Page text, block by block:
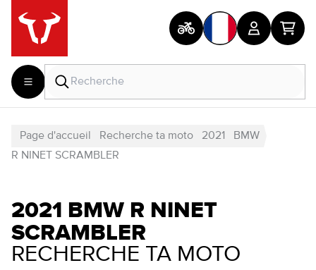
Page d'accueil Recherche ta moto 2021
BMW
R NINET SCRAMBLER
2021 BMW R NINET
SCRAMBLER
RECHERCHE TA MOTO